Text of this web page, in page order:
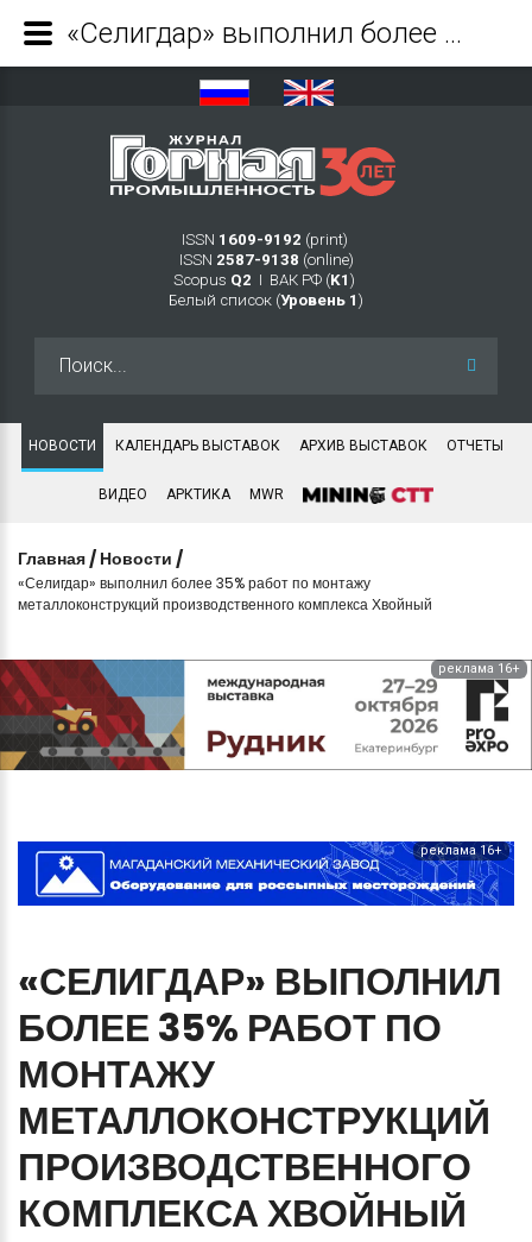
ISSN 1609-9192 (print)
ISSN 2587-9138 (online)
Scopus Q2 Ι ВАК РФ (K1 )
Белый список (Уровень 1 )
НОВОСТИ КАЛЕНДАРЬ ВЫСТАВОК АРХИВ ВЫСТАВОК ОТЧЕТЫ
ВИДЕО АРКТИКА MWR
Главная / Новости /
«Селигдар» выполнил более 35% работ по монтажу
металлоконструкций производственного комплекса Хвойный
реклама 16+
реклама 16+
«СЕЛИГДАР» ВЫПОЛНИЛ
БОЛЕЕ 35% РАБОТ ПО
МОНТАЖУ
МЕТАЛЛОКОНСТРУКЦИЙ
ПРОИЗВОДСТВЕННОГО
КОМПЛЕКСАХВОЙНЫЙ
«Селигдар» выполнил более 35% работ по монтажу металлоконструкций производственного комплекса Хвойный - Журнал Горная промышленность